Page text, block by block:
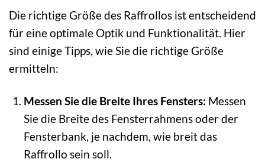
Die richtige Größe des Raffrollos ist entscheidend
für eine optimale Optik und Funktionalität. Hier
sind einige Tipps, wie Sie die richtige Größe
ermitteln:
Messen Sie die Breite Ihres Fensters: Messen
Sie die Breite des Fensterrahmens oder der
Fensterbank, je nachdem, wie breit das
Raffrollo sein soll.